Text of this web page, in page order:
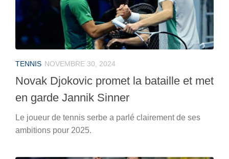
TENNIS NOVEMBRE 30, 2024
Novak Djokovic promet la bataille et met
en garde Jannik Sinner
Le joueur de tennis serbe a parlé clairement de ses
ambitions pour 2025.